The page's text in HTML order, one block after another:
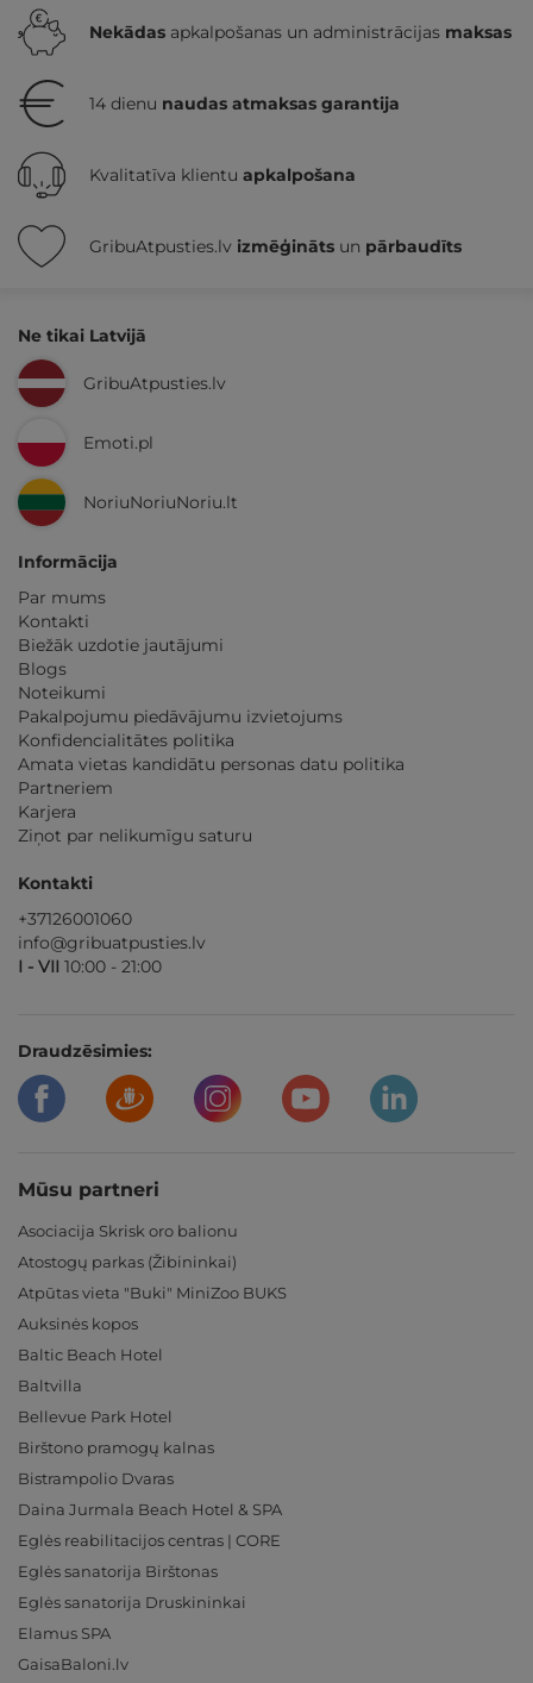
Nekādas apkalpošanas un administrācijas maksas
14 dienu naudas atmaksas garantija
Kvalitatīva klientu apkalpošana
GribuAtpusties.lv izmēģināts un pārbaudīts
Ne tikai Latvijā
GribuAtpusties.lv
Emoti.pl
NoriuNoriuNoriu.lt
Informācija
Par mums
Kontakti
Biežāk uzdotie jautājumi
Blogs
Noteikumi
Pakalpojumu piedāvājumu izvietojums
Konfidencialitātes politika
Amata vietas kandidātu personas datu politika
Partneriem
Karjera
Ziņot par nelikumīgu saturu
Kontakti
+37126001060
info@gribuatpusties.lv
I - VII 10:00 - 21:00
Draudzēsimies:
Mūsu partneri
Asociacija Skrisk oro balionu
Atostogų parkas (Žibininkai)
Atpūtas vieta "Buki" MiniZoo BUKS
Auksinės kopos
Baltic Beach Hotel
Baltvilla
Bellevue Park Hotel
Birštono pramogų kalnas
Bistrampolio Dvaras
Daina Jurmala Beach Hotel & SPA
Eglės reabilitacijos centras | CORE
Eglės sanatorija Birštonas
Eglės sanatorija Druskininkai
Elamus SPA
GaisaBaloni.lv